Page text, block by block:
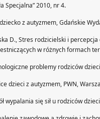
Specjalna” 2010, nr 4.
dziecko z autyzmem, Gdańskie
D., Stres rodzicielski i
w różnych formach
problemy rodziców
dzieci z autyzmem, PWN,
wypalania się sił u rodziców